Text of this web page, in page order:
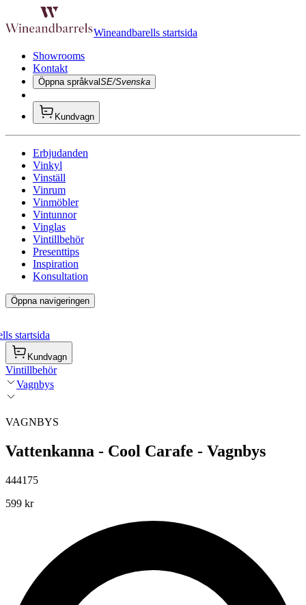
Wineandbarells startsida
Showrooms
Kontakt
Öppna språkvalSE/Svenska
Kundvagn
Erbjudanden
Vinkyl
Vinställ
Vinrum
Vinmöbler
Vintunnor
Vinglas
Vintillbehör
Presenttips
Inspiration
Konsultation
Öppna navigeringen
startsida
Kundvagn
Vintillbehör
Vagnbys
VAGNBYS
Vattenkanna - Cool Carafe - Vagnbys
444175
599 kr